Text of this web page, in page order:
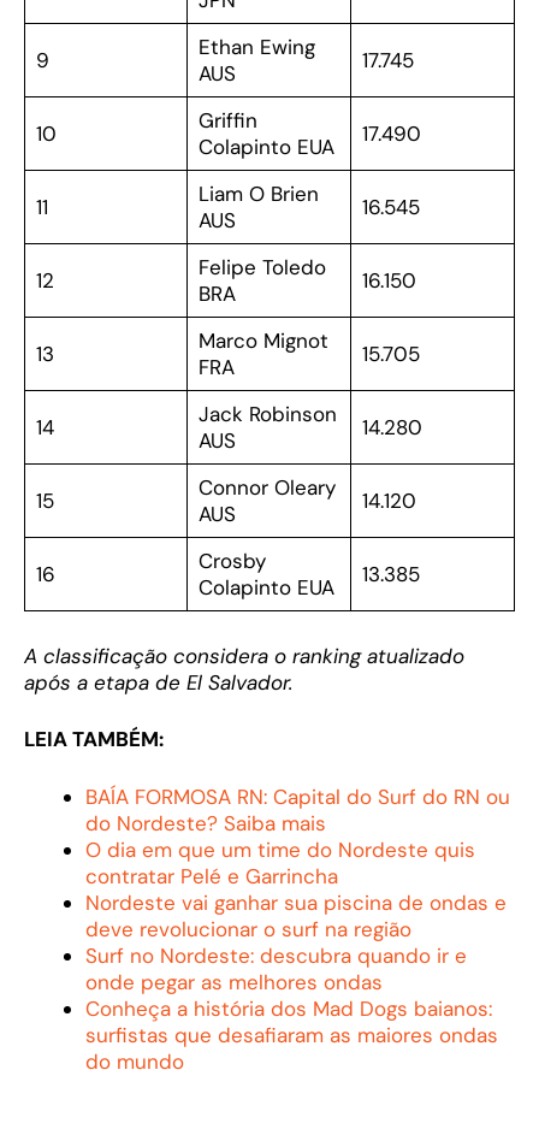
9
Ethan Ewing
AUS
17.745
10
Griffin
Colapinto EUA
17.490
11
Liam O Brien
AUS
16.545
12
Felipe Toledo
BRA
16.150
13
Marco Mignot
FRA
15.705
14
Jack Robinson
AUS
14.280
15
Connor Oleary
AUS
14.120
16
Crosby
Colapinto EUA
13.385
A classificação considera o ranking atualizado
após a etapa de El Salvador.
LEIA TAMBÉM:
BAÍA FORMOSA RN: Capital do Surf do RN ou
do Nordeste? Saiba mais
O dia em que um time do Nordeste quis
contratar Pelé e Garrincha
Nordeste vai ganhar sua piscina de ondas e
deve revolucionar o surf na região
Surf no Nordeste: descubra quando ir e
onde pegar as melhores ondas
Conheça a história dos Mad Dogs baianos:
surfistas que desafiaram as maiores ondas
do mundo